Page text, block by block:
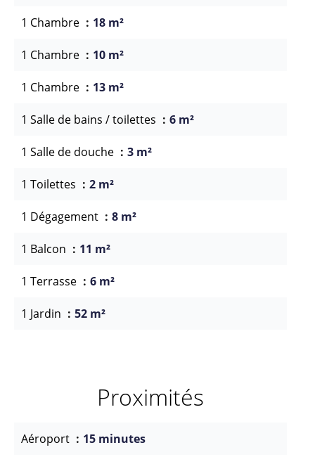
1 Chambre 18 m²
1 Chambre 10 m²
1 Chambre 13 m²
1 Salle de bains / toilettes 6 m²
1 Salle de douche 3 m²
1 Toilettes 2 m²
1 Dégagement 8 m²
1 Balcon 11 m²
1 Terrasse 6 m²
1 Jardin 52 m²
Proximités
Aéroport 15 minutes